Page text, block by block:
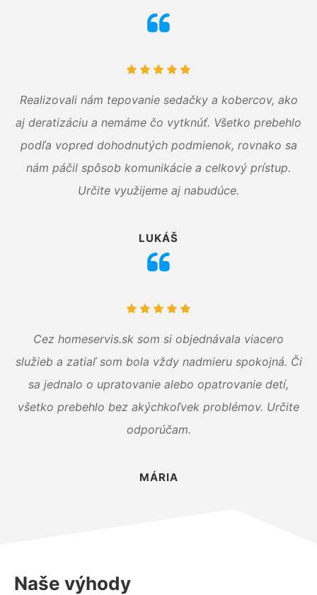
Realizovali nám tepovanie sedačky a kobercov, ako
aj deratizáciu a nemáme čo vytknúť. Všetko prebehlo
podľa vopred dohodnutých podmienok, rovnako sa
nám páčil spôsob komunikácie a celkový prístup.
Určite využijeme aj nabudúce.
LUKÁŠ
Cez homeservis.sk som si objednávala viacero
služieb a zatiaľ som bola vždy nadmieru spokojná. Či
sa jednalo o upratovanie alebo opatrovanie detí,
všetko prebehlo bez akýchkoľvek problémov. Určite
odporúčam.
MÁRIA
Naše výhody